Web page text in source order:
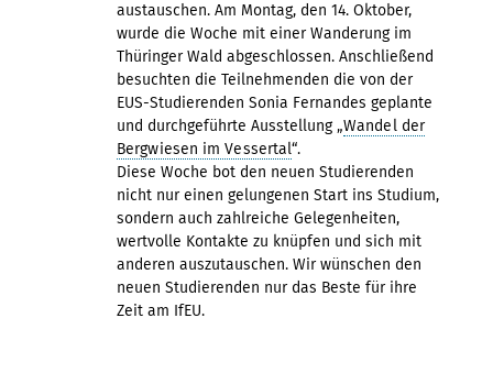
austauschen. Am Montag, den 14. Oktober,
wurde die Woche mit einer Wanderung im
Thüringer Wald abgeschlossen. Anschließend
besuchten die Teilnehmenden die von der
EUS-Studierenden Sonia Fernandes geplante
und durchgeführte Ausstellung „Wandel der
Bergwiesen im Vessertal“.
Diese Woche bot den neuen Studierenden
nicht nur einen gelungenen Start ins Studium,
sondern auch zahlreiche Gelegenheiten,
wertvolle Kontakte zu knüpfen und sich mit
anderen auszutauschen. Wir wünschen den
neuen Studierenden nur das Beste für ihre
Zeit am IfEU.